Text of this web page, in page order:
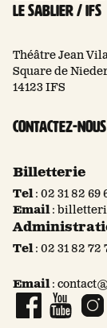
Le Sablier / Ifs
Théâtre Jean
Square de
14123 IFS
Contactez-nous
Billetterie
Tel: 02 31 82 69
Email:
Tel: 02 31 82 72
Email: